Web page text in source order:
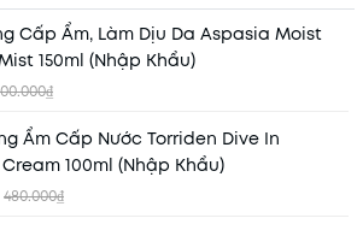
Cấp Ẩm, Làm Dịu Da Aspasia Moist
150ml (Nhập Khẩu)
Ẩm Cấp Nước Torriden Dive In
100ml (Nhập Khẩu)
480.000₫